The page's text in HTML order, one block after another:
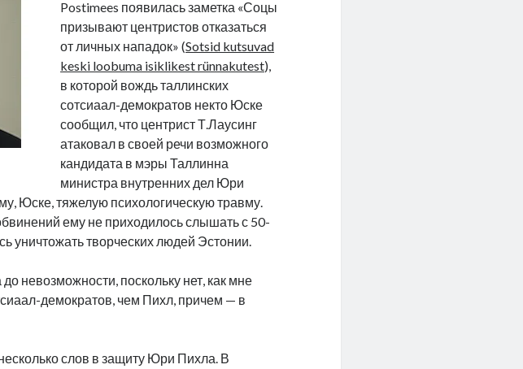
Postimees появилась заметка «Соцы
призывают центристов отказаться
от личных нападок» (Sotsid kutsuvad
keski loobuma isiklikest rünnakutest),
в которой вождь таллинских
сотсиаал-демократов некто Юске
сообщил, что центрист Т.Лаусинг
атаковал в своей речи возможного
кандидата в мэры Таллинна
министра внутренних дел Юри
Юске, тяжелую психологическую травму.
ему не приходилось слышать с 50-
уничтожать творческих людей Эстонии.
невозможности, поскольку нет, как мне
демократов, чем Пихл, причем — в
слов в защиту Юри Пихла. В